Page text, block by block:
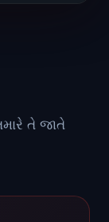
તે જાતે